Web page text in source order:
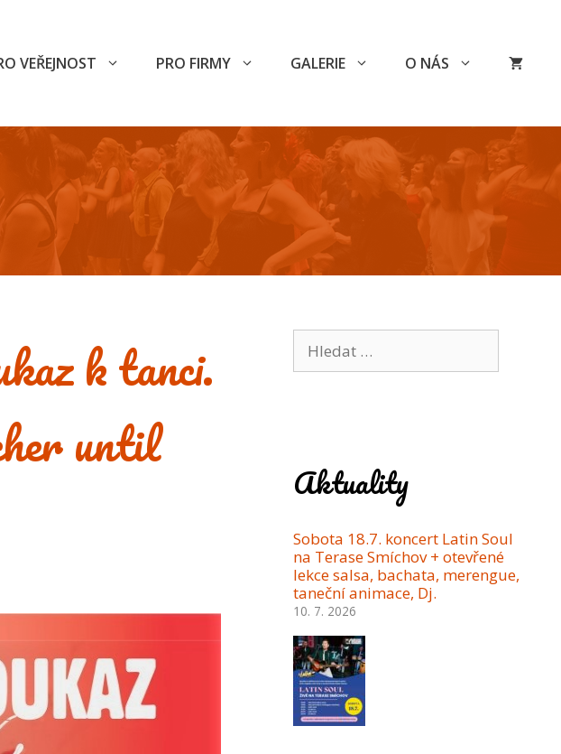
VEŘEJNOST PRO FIRMY GALERIE O NÁS
k tanci.
until
Aktuality
Sobota 18.7. koncert Latin Soul
na Terase Smíchov + otevřené
lekce salsa, bachata, merengue,
taneční animace, Dj.
10. 7. 2026